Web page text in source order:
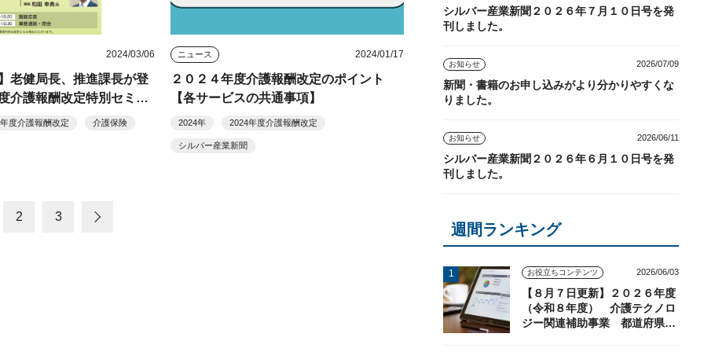
2024/03/06
老健局長、推進課長が登
介護報酬改定特別セミナ
度介護報酬改定 介護保険
ニュース 2024/01/17
２０２４年度介護報酬改定のポイント
【各サービスの共通事項】
2024年 2024年度介護報酬改定
シルバー産業新聞
2 3
シルバー産業新聞２０２６年７月１０日号を発
刊しました。
お知らせ 2026/07/09
新聞・書籍のお申し込みがより分かりやすくな
りました。
お知らせ 2026/06/11
シルバー産業新聞２０２６年６月１０日号を発
刊しました。
週間ランキング
お役立ちコンテンツ 2026/06/03
【８月７日更新】２０２６年度
（令和８年度） 介護テクノロ
ジー関連補助事業 都道府県の